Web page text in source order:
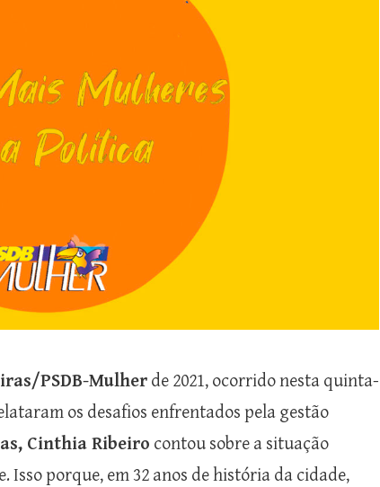
PSDB-Mulher de 2021, ocorrido nesta quinta-
os desafios enfrentados pela gestão
Cinthia Ribeiro contou sobre a situação
porque, em 32 anos de história da cidade,